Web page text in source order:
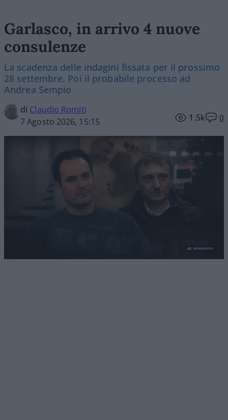
Garlasco, in arrivo 4 nuove
consulenze
La scadenza delle indagini fissata per il prossimo
28 settembre. Poi il probabile processo ad
Andrea Sempio
di Claudio Romiti
7 Agosto 2026, 15:15
1.5k 0